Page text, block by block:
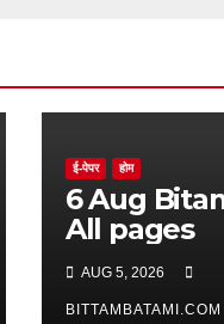
ई-पेपर होम
6 Aug Bitambatmi
All pages
AUG 5, 2026
BITTAMBATAMI.COM